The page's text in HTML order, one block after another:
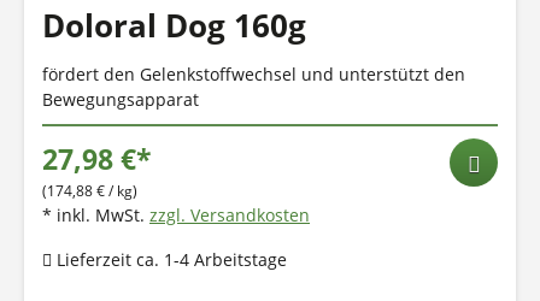
Doloral Dog 160g
fördert den Gelenkstoffwechsel und unterstützt den
Bewegungsapparat
27,98 €*
(174,88 € / kg)
* inkl. MwSt. zzgl. Versandkosten
Lieferzeit ca. 1-4 Arbeitstage